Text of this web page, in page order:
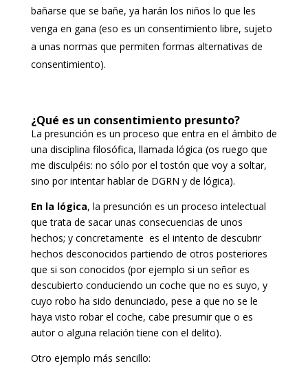
bañarse que se bañe, ya harán los niños lo que les
venga en gana (eso es un consentimiento libre, sujeto
a unas normas que permiten formas alternativas de
consentimiento).
¿Qué es un consentimiento presunto?
La presunción es un proceso que entra en el ámbito de
una disciplina filosófica, llamada lógica (os ruego que
me disculpéis: no sólo por el tostón que voy a soltar,
sino por intentar hablar de DGRN y de lógica).
En la lógica, la presunción es un proceso intelectual
que trata de sacar unas consecuencias de unos
hechos; y concretamente es el intento de descubrir
hechos desconocidos partiendo de otros posteriores
que si son conocidos (por ejemplo si un señor es
descubierto conduciendo un coche que no es suyo, y
cuyo robo ha sido denunciado, pese a que no se le
haya visto robar el coche, cabe presumir que o es
autor o alguna relación tiene con el delito).
Otro ejemplo más sencillo: